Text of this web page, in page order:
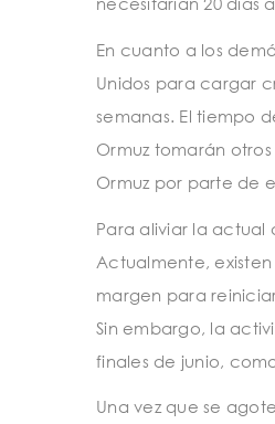
En cuanto a los
Unidos para cargar
semanas. El tiempo
Ormuz tomarán
Ormuz por parte de
Para aliviar la actual
Actualmente,
margen para
Sin embargo, la
finales de junio,
Una vez que se